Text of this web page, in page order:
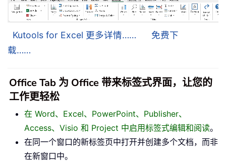
Kutools for Excel 更多详情……
免费下
载……
Office Tab 为 Office 带来标签式界面，让您的
工作更轻松
在 Word、Excel、PowerPoint、Publisher、
Access、Visio 和 Project 中启用标签式编辑和阅读。
在同一个窗口的新标签页中打开并创建多个文档，而非
在新窗口中。